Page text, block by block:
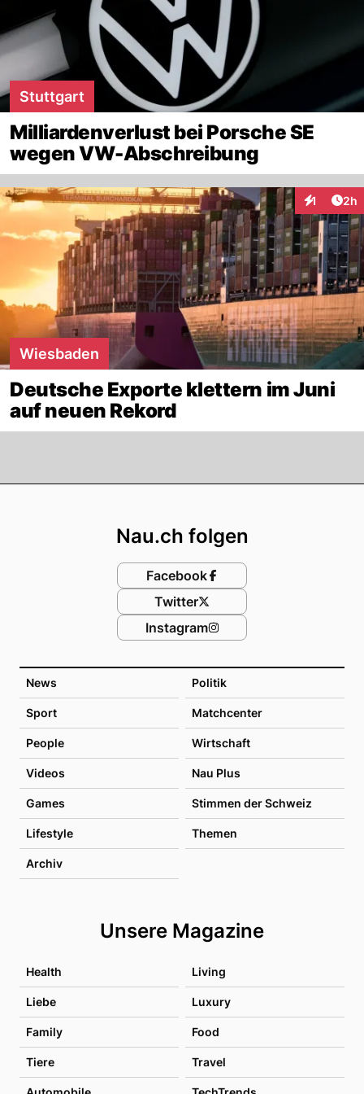
Stuttgart
Milliardenverlust bei Porsche SE
wegen VW-Abschreibung
1 2h
Wiesbaden
Deutsche Exporte klettern im Juni
auf neuen Rekord
News Politik
Sport Matchcenter
People Wirtschaft
Videos Nau Plus
Games Stimmen der Schweiz
Lifestyle Themen
Archiv
Unsere Magazine
Health Living
Liebe Luxury
Family Food
Tiere Travel
Nau.ch folgen
Facebook
Twitter
Instagram